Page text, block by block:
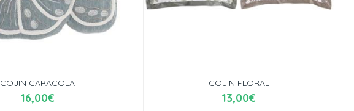
COJIN CARACOLA
16,00€
COJIN FLORAL
13,00€